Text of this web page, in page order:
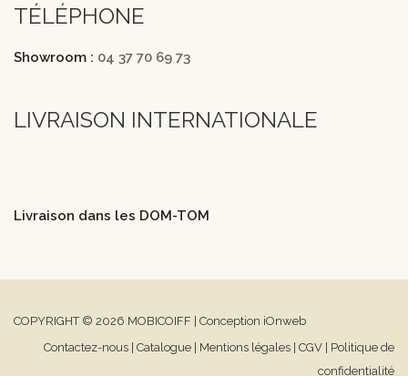
TÉLÉPHONE
Showroom : 04 37 70 69 73
LIVRAISON INTERNATIONALE
Livraison dans les DOM-TOM
COPYRIGHT © 2026 MOBICOIFF | Conception iOnweb
Contactez-nous Catalogue Mentions légales CGV
Politique de
confidentialité